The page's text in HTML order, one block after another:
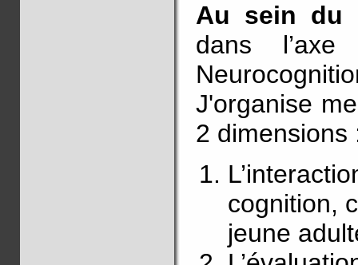
Au sein du
dans l’axe
J'organise
2 dimensions
cognition,
jeune